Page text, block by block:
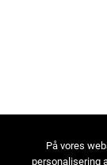
På vores
personalisering